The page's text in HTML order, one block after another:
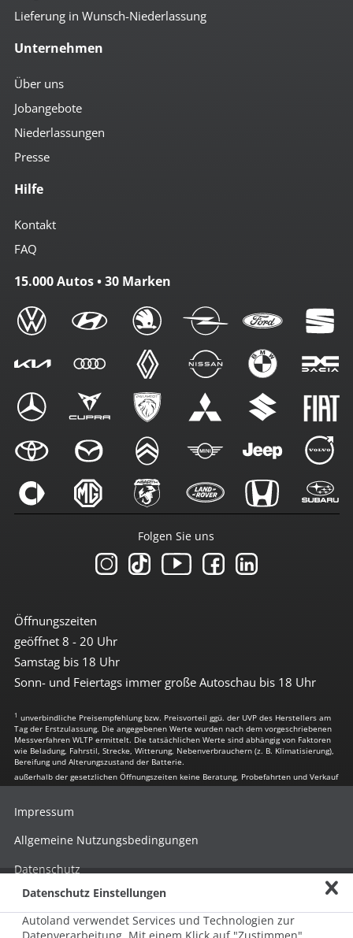
Lieferung in Wunsch-Niederlassung
Unternehmen
Über uns
Jobangebote
Niederlassungen
Presse
Hilfe
Kontakt
FAQ
15.000 Autos • 30 Marken
Öffnungszeiten
geöffnet 8 - 20 Uhr
Samstag bis 18 Uhr
Sonn- und Feiertags immer große Autoschau bis 18 Uhr
Folgen Sie uns
1 unverbindliche Preisempfehlung bzw. Preisvorteil ggü. der UVP des Herstellers am
Tag der Erstzulassung. Die angegebenen Werte wurden nach dem vorgeschriebenen
Messverfahren WLTP ermittelt. Die tatsächlichen Werte sind abhängig von Faktoren
wie Beladung, Fahrstil, Strecke, Witterung, Nebenverbrauchern (z. B. Klimatisierung),
Bereifung und Alterungszustand der Batterie.
außerhalb der gesetzlichen Öffnungszeiten keine Beratung, Probefahrten und Verkauf
Impressum
Allgemeine Nutzungsbedingungen
Datenschutz
Hinweisgebersystem nach HinSchG
Beschwerde nach LkSG
Datenschutz Einstellungen
Autoland verwendet Services und Technologien zur